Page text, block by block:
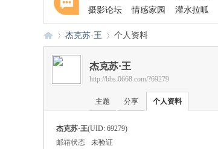
摄影论坛
情感家园 灌水拉呱
›
杰克苏·王 个人资料
杰克苏·王
http://bbs.0668.com/?69279
主题 分享 个人资料
杰克苏·王(UID: 69279)
邮箱状态
未验证